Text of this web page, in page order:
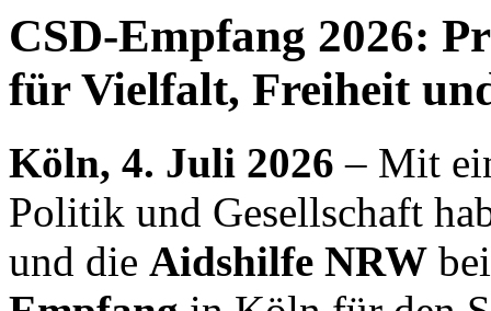
CSD-Empfang 2026:
für Vielfalt, Freiheit
Köln, 4. Juli 2026 – Mit
Politik und Gesellschaft
und die Aidshilfe NRW